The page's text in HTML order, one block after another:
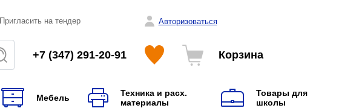
Пригласить на тендер Авторизоваться
+7 (347) 291-20-91 Корзина
Мебель
Техника и расх.
материалы
Товары для
школы